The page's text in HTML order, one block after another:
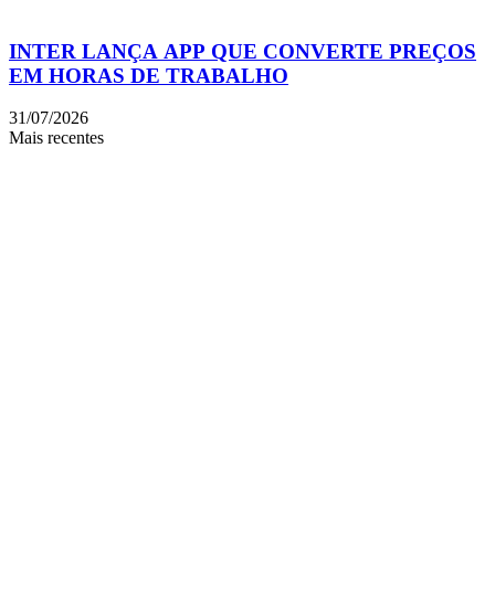
INTER LANÇA APP QUE CONVERTE PREÇOS
EM HORAS DE TRABALHO
31/07/2026
Mais recentes